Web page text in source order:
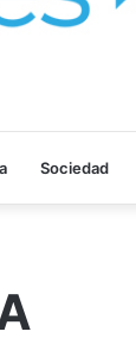
Sociedad